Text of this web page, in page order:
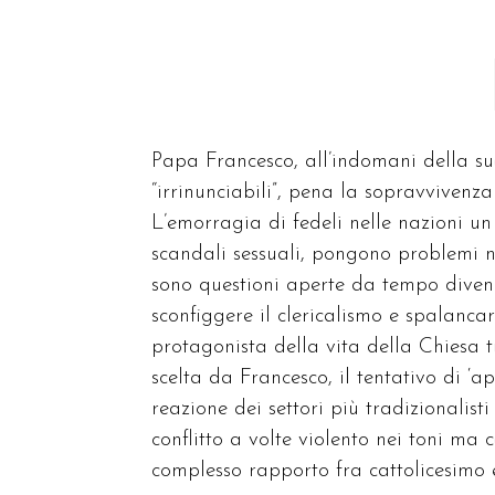
Papa Francesco, all’indomani della
“irrinunciabili”, pena la
L’emorragia di fedeli nelle nazioni
scandali sessuali, pongono problemi
sono questioni aperte da tempo
sconfiggere il clericalismo e
protagonista della vita della
scelta da Francesco, il tentativo di
reazione dei settori più
conflitto a volte violento nei toni ma
complesso rapporto fra cattolicesimo